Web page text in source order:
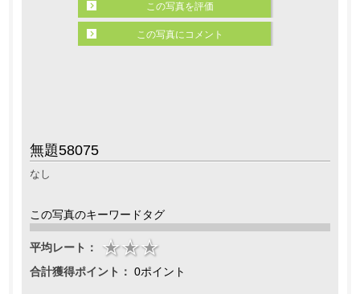
無題58075
なし
この写真のキーワードタグ
平均レート：
合計獲得ポイント： 0ポイント
この写真を評価
この写真にコメント